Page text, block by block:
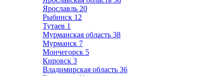
Ярославль 20
Рыбинск 12
Тутаев 1
Мурманская область 38
Мурманск 7
Мончегорск 5
Кировск 3
Владимирская область 36